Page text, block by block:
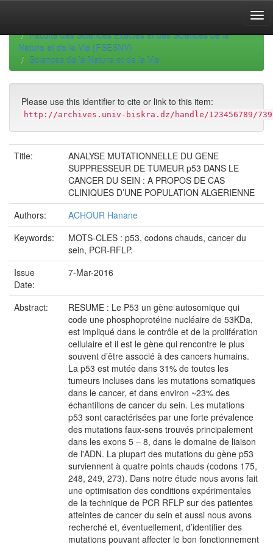
Faculté des Sciences Exactes et des Sciences de la
Nature et de la Vie (FSESNV)
Sciences de la Nature et de la Vie
Please use this identifier to cite or link to this item:
http://archives.univ-biskra.dz/handle/123456789/
Title:
ANALYSE MUTATIONNELLE DU GENE
SUPPRESSEUR DE TUMEUR p53 DANS LE
CANCER DU SEIN : A PROPOS DE CAS
CLINIQUES D’UNE POPULATION ALGERIENNE
Authors:
ACHOUR Hanane
Keywords:
MOTS-CLES : p53, codons chauds, cancer du
sein, PCR-RFLP.
Issue
Date:
7-Mar-2016
Abstract:
RESUME : Le P53 un gène autosomique qui
code une phosphoprotéine nucléaire de 53KDa,
est impliqué dans le contrôle et de la prolifération
cellulaire et il est le gène qui rencontre le plus
souvent d’être associé à des cancers humains.
La p53 est mutée dans 31% de toutes les
tumeurs incluses dans les mutations somatiques
dans le cancer, et dans environ ~23% des
échantillons de cancer du sein. Les mutations
p53 sont caractérisées par une forte prévalence
des mutations faux-sens trouvés principalement
dans les exons 5 – 8, dans le domaine de liaison
de l'ADN. La plupart des mutations du gène p53
surviennent à quatre points chauds (codons 175,
248, 249, 273). Dans notre étude nous avons fait
une optimisation des conditions expérimentales
de la technique de PCR RFLP sur des patientes
atteintes de cancer du sein et aussi nous avons
recherché et, éventuellement, d’identifier des
mutations pouvant affecter le bon fonctionnement